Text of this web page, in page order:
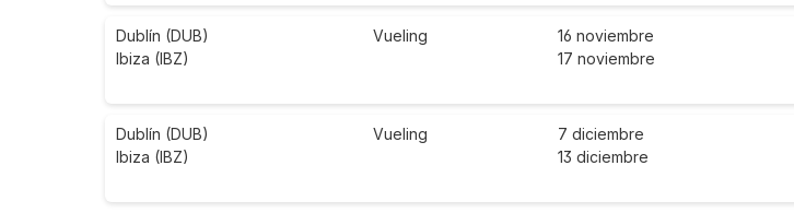
Dublín (DUB)
Ibiza (IBZ)
Vueling
16 noviembre
17 noviembre
Dublín (DUB)
Ibiza (IBZ)
Vueling
7 diciembre
13 diciembre